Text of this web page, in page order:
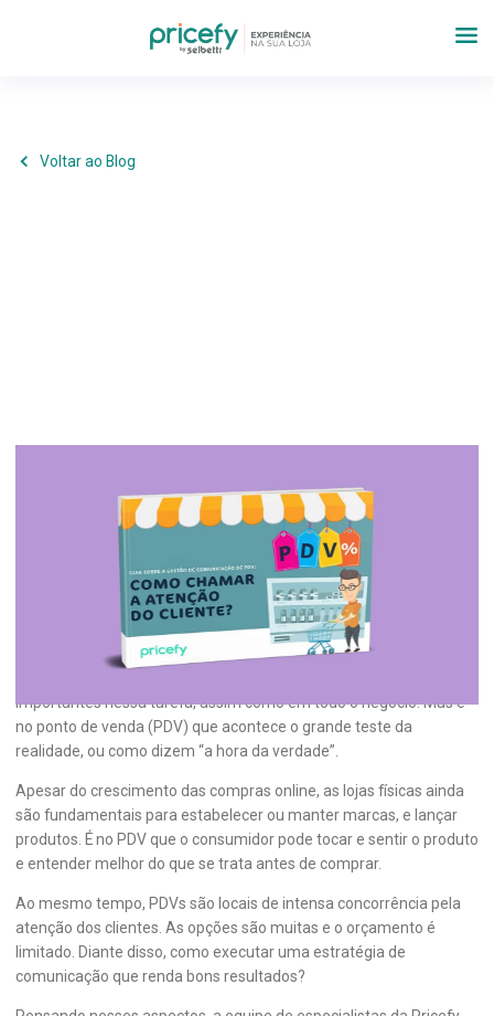
Voltar ao Blog
[E-book] Guia de Gestão de
Comunicação do PDV: como chamar a
atenção do cliente?
Todo varejista quer chamar a atenção de seu cliente, quem não
importantes nessa tarefa, assim como em todo o negócio. Mas é
no ponto de venda (PDV) que acontece o grande teste da
realidade, ou como dizem “a hora da verdade”.
Apesar do crescimento das compras online, as lojas físicas ainda
são fundamentais para estabelecer ou manter marcas, e lançar
produtos. É no PDV que o consumidor pode tocar e sentir o produto
e entender melhor do que se trata antes de comprar.
Ao mesmo tempo, PDVs são locais de intensa concorrência pela
atenção dos clientes. As opções são muitas e o orçamento é
limitado. Diante disso, como executar uma estratégia de
comunicação que renda bons resultados?